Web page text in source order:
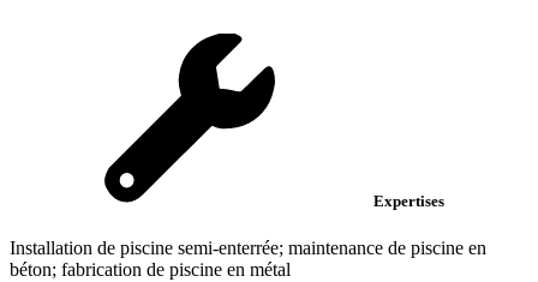
Expertises
Installation de piscine semi-enterrée; maintenance de piscine en
béton; fabrication de piscine en métal